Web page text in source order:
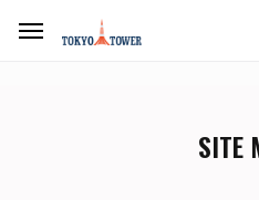
SITE